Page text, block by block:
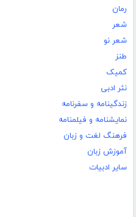
رمان
شعر
شعر نو
طنز
کمیک
نثر ادبی
زندگینامه و سفرنامه
نمایشنامه و فیلمنامه
فرهنگ لغت و زبان
آموزش زبان
سایر ادبیات